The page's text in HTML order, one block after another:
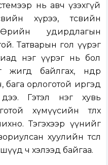
нь авч үзэхгүй
хүрээ, төсвийн
удирдлагын
Татварын гол үүрэг
нэг үүрэг нь бол
жигд байлгах, өндөр
бага орлоготой иргэд
Гэтэл нэг хувь
хүмүүсийн төлөх
Тэгэхээр үүнийг
хуулийн төсөл
ч хэлээд байгаа.